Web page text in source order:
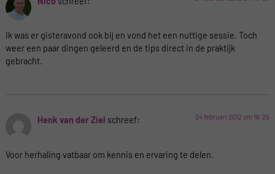
Ik was er gisteravond ook bij en vond het een nuttige sessie. Toch
weer een paar dingen geleerd en de tips direct in de praktijk
gebracht.
Henk van der Ziel schreef: 24 februari 2012 om 16:25
Voor herhaling vatbaar om kennis en ervaring te delen.